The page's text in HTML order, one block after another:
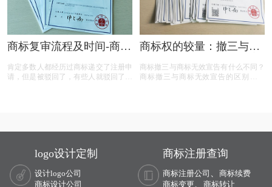
商标复审流程及时间-商标
肯定多数人都经历过商标递交了注册申
请，但是被驳回了，有些人就驳回了就
商标权的较量：撤三与无
对？
商标撤三与商标无效宣告有什么不同？
商标撤三与商标无效宣告的区别在哪
logo设计定制
设计logo公司
商标设计公司
商标注册查询
商标注册公司
商标续费
商标变更
商标转让